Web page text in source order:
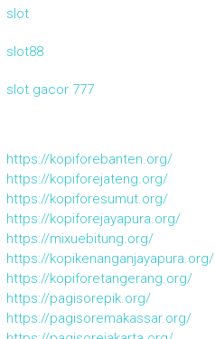
slot
slot88
slot gacor 777
https://kopiforebanten.org/
https://kopiforejateng.org/
https://kopiforesumut.org/
https://kopiforejayapura.org/
https://mixuebitung.org/
https://kopikenanganjayapura.org/
https://kopiforetangerang.org/
https://pagisorepik.org/
https://pagisoremakassar.org/